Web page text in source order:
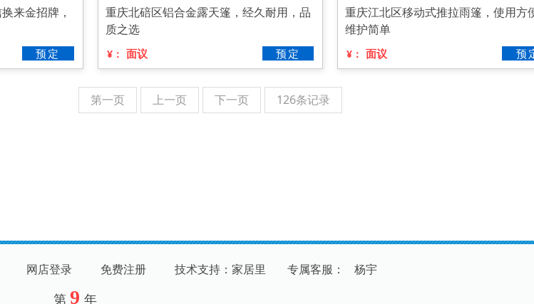
来金招牌，
预定
重庆北碚区铝合金露天篷，经久耐用，品
质之选
¥： 面议 预定
重庆江北区移动式推拉雨篷，使用方
维护简单
¥： 面议 预
第一页 上一页 下一页 126条记录
网店登录 免费注册 技术支持：家居里 专属客服 ： 杨宇
第 9 年